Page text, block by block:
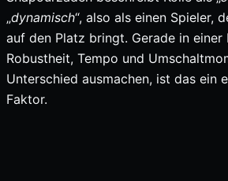
„dynamisch“, also als einen Spieler,
auf den Platz bringt. Gerade in einer
Robustheit, Tempo und
Unterschied ausmachen, ist das ein
Faktor.